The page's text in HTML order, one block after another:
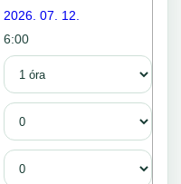
2026. 07. 12.
6:00